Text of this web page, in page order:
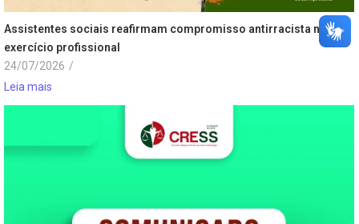
Assistentes sociais reafirmam compromisso antirracista no
exercício profissional
24/07/2026 /
Leia mais